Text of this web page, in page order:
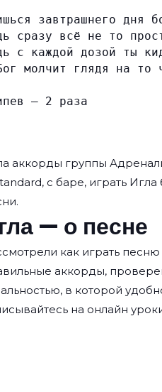
завтрашнего дня
сразу всё не то
с каждой дозой ты
молчит глядя на то
— 2 раза
аккорды группы
с баре, играть
— о песне
как играть
аккорды,
в которой
на онлайн